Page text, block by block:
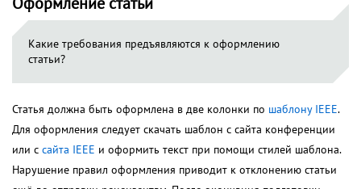
Какие требования предъявляются к оформлению
статьи?
Статья должна быть оформлена в две колонки по шаблону IEEE.
Для оформления следует скачать шаблон с сайта конференции
или с сайта IEEE и оформить текст при помощи стилей шаблона.
Нарушение правил оформления приводит к отклонению статьи